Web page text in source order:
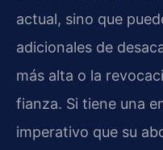
actual, sino que
adicionales de
más alta o la
fianza. Si tiene una
imperativo que su